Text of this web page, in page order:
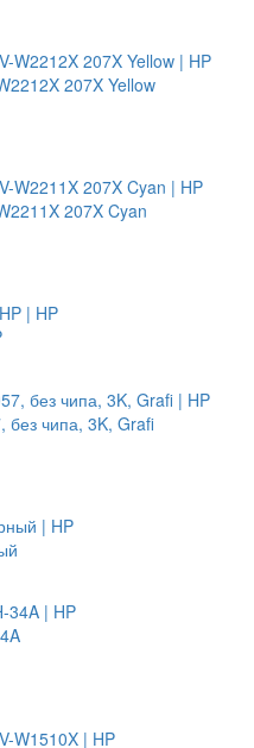
207X Yellow
207X Cyan
без чипа, 3K, Grafi